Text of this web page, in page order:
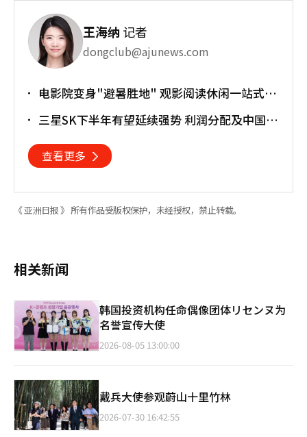
王海纳 记者
dongclub@ajunews.com
电影院变身"避暑胜地" 观影阅读休闲一站式搞
三星SK下半年有望延续强势 利润分配及中国竞
查看更多
《 亚洲日报 》 所有作品受版权保护，未经授权，禁止转载。
相关新闻
韩国投资机构任命偶像团体リセンヌ为
名誉宣传大使
2026-08-05 13:00:00
戴兵大使参观蔚山十里竹林
2026-07-30 16:42:55